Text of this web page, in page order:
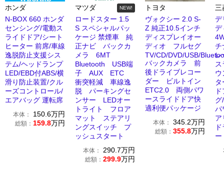
ホンダ
N-BOX 660 ホンダ
センシング/電動ス
ライドドア/シート
ヒーター 前席/車線
逸脱防止支援シス
テム/ヘッドランプ
LED/EBD付ABS/横
滑り防止装置/クル
ーズコントロール/
エアバッグ 運転席
本体： 150.6万円
総額： 159.8万円
マツダ NEW!
ロードスター 1.5
S スペシャルパッ
ケージ 禁煙車 純
正ナビ バックカ
メラ 6MT
Bluetooth USB端
子 AUX ETC
衝突軽減 車線逸
脱 パーキングセ
ンサー LEDオー
トライト フロア
マット ステアリ
ングスイッチ プ
ッシュスタート
本体： 290.7万円
総額： 299.9万円
トヨタ
ヴォクシー 2.0 S-
Z 純正10.5インチ
ディスプレイオー
ディオ フルセグ
TV/CD/DVD/USB/
バックカメラ 前
後ドライブレコー
ダー ビルトイン
ETC2.0 両側パワ
ースライドドア快
適利便パッケージ
本体： 345.2万円
総額： 355.8万円
三
デ
デ
チ
レ
ウ
グ
パ
ア
ー